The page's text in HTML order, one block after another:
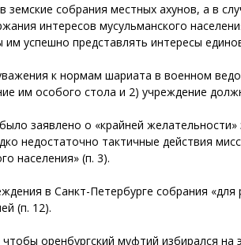
земские собрания местных ахунов, а в
интересов мусульманского
успешно представлять интересы
к нормам шариата в военном
им особого стола и 2) учреждение
заявлено о «крайней
недостаточно тактичные действия
населения» (п. 3).
в Санкт-Петербурге собрания
(п. 12).
оренбургский муфтий избирался